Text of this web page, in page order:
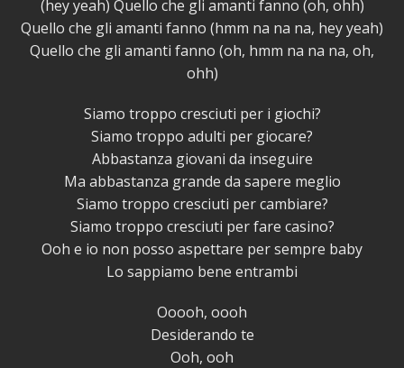
(hey yeah) Quello che gli amanti fanno (oh, ohh)
Quello che gli amanti fanno (hmm na na na, hey yeah)
Quello che gli amanti fanno (oh, hmm na na na, oh,
ohh)
Siamo troppo cresciuti per i giochi?
Siamo troppo adulti per giocare?
Abbastanza giovani da inseguire
Ma abbastanza grande da sapere meglio
Siamo troppo cresciuti per cambiare?
Siamo troppo cresciuti per fare casino?
Ooh e io non posso aspettare per sempre baby
Lo sappiamo bene entrambi
Ooooh, oooh
Desiderando te
Ooh, ooh